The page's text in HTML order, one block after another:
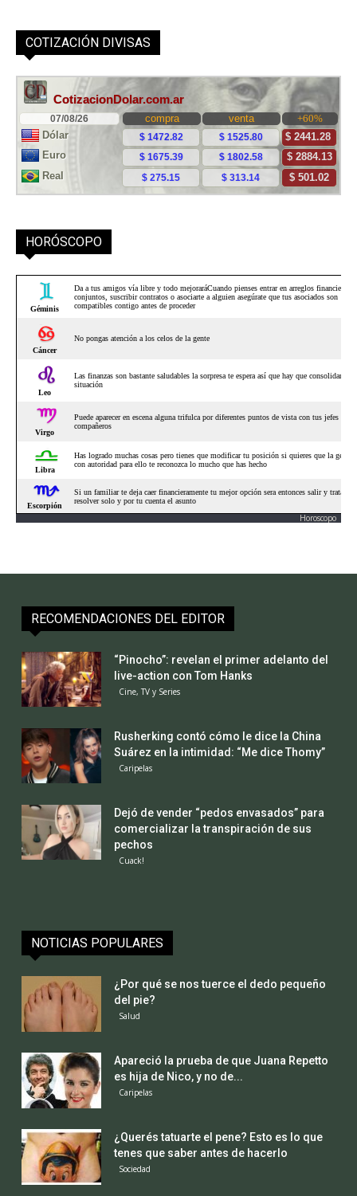
COTIZACIÓN DIVISAS
HORÓSCOPO
Horoscopo
RECOMENDACIONES DEL EDITOR
“Pinocho”: revelan el primer adelanto del
live-action con Tom Hanks
Cine, TV y Series
Rusherking contó cómo le dice la China
Suárez en la intimidad: “Me dice Thomy”
Caripelas
Dejó de vender “pedos envasados” para
comercializar la transpiración de sus
pechos
Cuack!
NOTICIAS POPULARES
¿Por qué se nos tuerce el dedo pequeño
del pie?
Salud
Apareció la prueba de que Juana Repetto
es hija de Nico, y no de...
Caripelas
¿Querés tatuarte el pene? Esto es lo que
tenes que saber antes de hacerlo
Sociedad